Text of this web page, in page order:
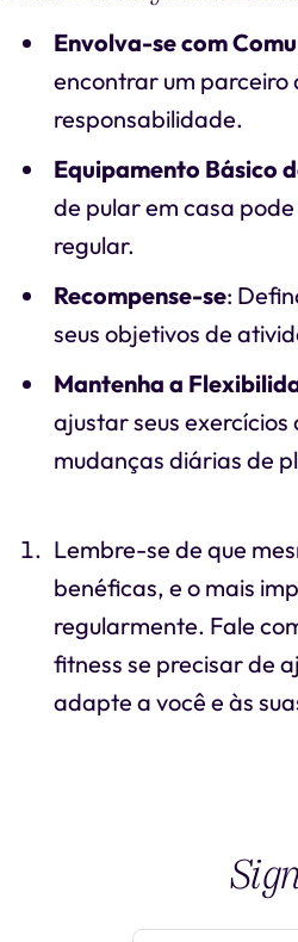
Envolva-se com
encontrar um parceiro
responsabilidade.
Equipamento Básico
de pular em casa
regular.
Recompense-se:
seus objetivos de
Mantenha a
ajustar seus
mudanças diárias de
Lembre-se de que
benéficas, e o mais
regularmente. Fale
fitness se precisar de
adapte a você e às